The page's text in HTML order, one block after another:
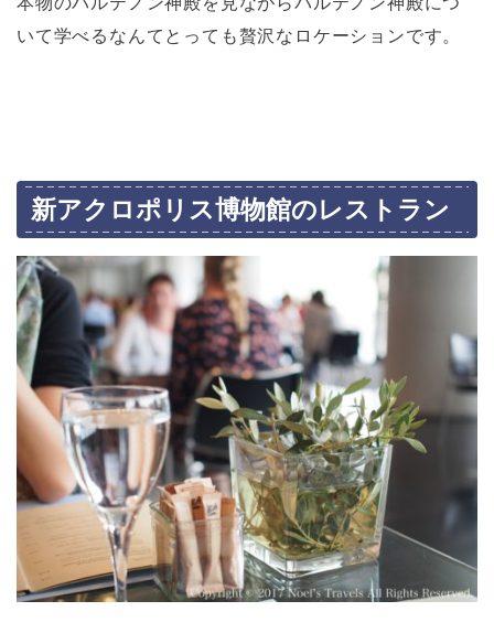
いて学べるなんてとっても贅沢なロケーションです。
新アクロポリス博物館のレストラン